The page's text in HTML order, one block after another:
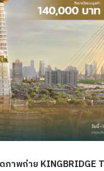
ภาพถ่าย KINGBRIDGE